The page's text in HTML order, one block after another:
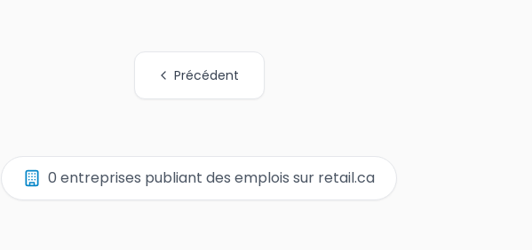
Précédent
0 entreprises publiant des emplois sur retail.ca